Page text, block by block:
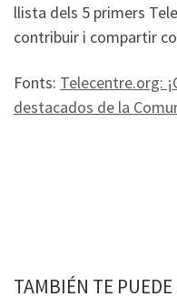
llista dels 5 primers
contribuir i compartir
Fonts: Telecentre.org:
destacados de la
TAMBIÉN TE